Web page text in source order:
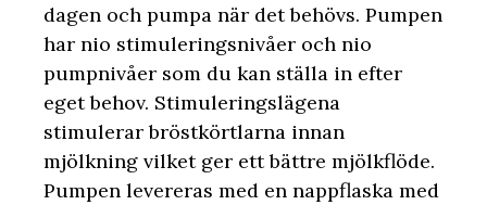
dagen och pumpa när det behövs. Pumpen
har nio stimuleringsnivåer och nio
pumpnivåer som du kan ställa in efter
eget behov. Stimuleringslägena
stimulerar bröstkörtlarna innan
mjölkning vilket ger ett bättre mjölkflöde.
Pumpen levereras med en nappflaska med